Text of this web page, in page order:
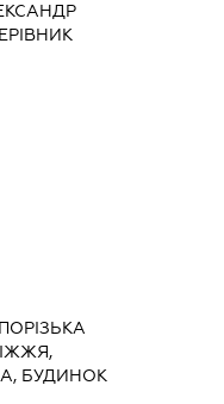
БУДИНОК